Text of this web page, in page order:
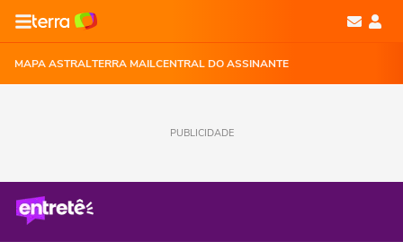
MAPA ASTRALTERRA MAILCENTRAL DO ASSINANTE
PUBLICIDADE